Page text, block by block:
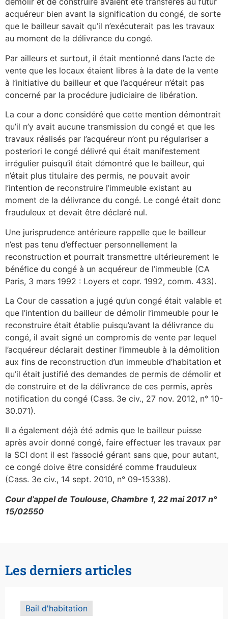
acquéreur bien avant la signification du congé, de sorte
que le bailleur savait qu’il n’exécuterait pas les travaux
au moment de la délivrance du congé.
Par ailleurs et surtout, il était mentionné dans l’acte de
vente que les locaux étaient libres à la date de la vente
à l’initiative du bailleur et que l’acquéreur n’était pas
concerné par la procédure judiciaire de libération.
La cour a donc considéré que cette mention démontrait
qu’il n’y avait aucune transmission du congé et que les
travaux réalisés par l’acquéreur n’ont pu régulariser a
posteriori le congé délivré qui était manifestement
irrégulier puisqu’il était démontré que le bailleur, qui
n’était plus titulaire des permis, ne pouvait avoir
l’intention de reconstruire l’immeuble existant au
moment de la délivrance du congé. Le congé était donc
frauduleux et devait être déclaré nul.
Une jurisprudence antérieure rappelle que le bailleur
n’est pas tenu d’effectuer personnellement la
reconstruction et pourrait transmettre ultérieurement le
bénéfice du congé à un acquéreur de l’immeuble (CA
Paris, 3 mars 1992 : Loyers et copr. 1992, comm. 433).
La Cour de cassation a jugé qu’un congé était valable et
que l’intention du bailleur de démolir l’immeuble pour le
reconstruire était établie puisqu’avant la délivrance du
congé, il avait signé un compromis de vente par lequel
l’acquéreur déclarait destiner l’immeuble à la démolition
aux fins de reconstruction d’un immeuble d’habitation et
qu’il était justifié des demandes de permis de démolir et
de construire et de la délivrance de ces permis, après
notification du congé (Cass. 3e civ., 27 nov. 2012, n° 10-
30.071).
Il a également déjà été admis que le bailleur puisse
après avoir donné congé, faire effectuer les travaux par
la SCI dont il est l’associé gérant sans que, pour autant,
ce congé doive être considéré comme frauduleux
(Cass. 3e civ., 14 sept. 2010, n° 09-15338).
Cour d’appel de Toulouse, Chambre 1, 22 mai 2017 n°
15/02550
Les derniers articles
Bail d'habitation